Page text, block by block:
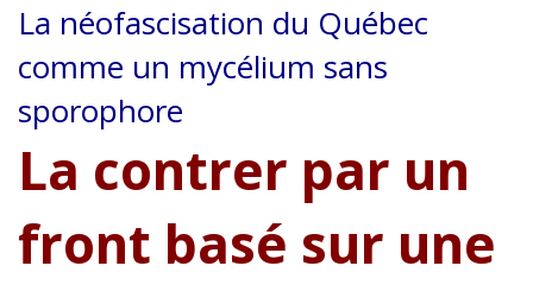
La néofascisation du Québec
comme un mycélium sans
sporophore
La contrer par un
front basé sur une